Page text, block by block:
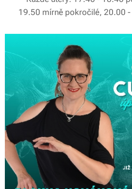
19.50 mírně pokročilé, 20.00